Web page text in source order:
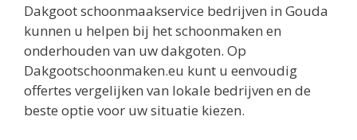
Dakgoot schoonmaakservice bedrijven in Gouda
kunnen u helpen bij het schoonmaken en
onderhouden van uw dakgoten. Op
Dakgootschoonmaken.eu kunt u eenvoudig
offertes vergelijken van lokale bedrijven en de
beste optie voor uw situatie kiezen.